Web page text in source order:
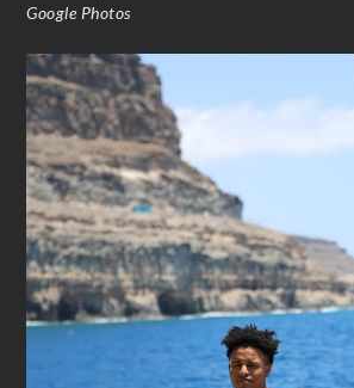
Google Photos